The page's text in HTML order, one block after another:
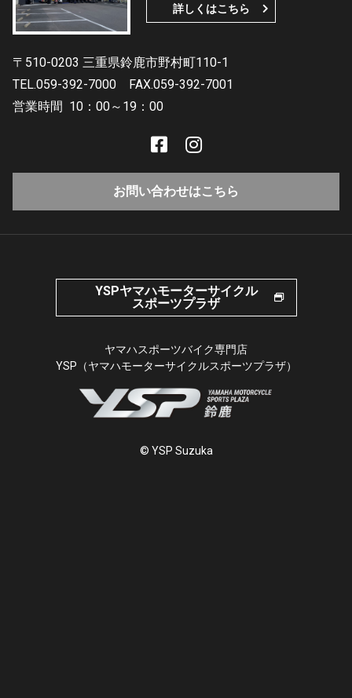
詳しくはこちら
〒510-0203 三重県鈴鹿市野村町110-1
TEL.059-392-7000
FAX.059-392-7001
営業時間 10：00～19：00
お問い合わせはこちら
YSPヤマハモーターサイクル
スポーツプラザ
ヤマハスポーツバイク専門店
YSP（ヤマハモーターサイクルスポーツプラザ）
© YSP Suzuka